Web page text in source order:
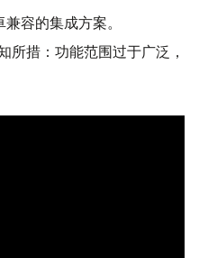
容的集成方案。
所措：功能范围过于广泛，